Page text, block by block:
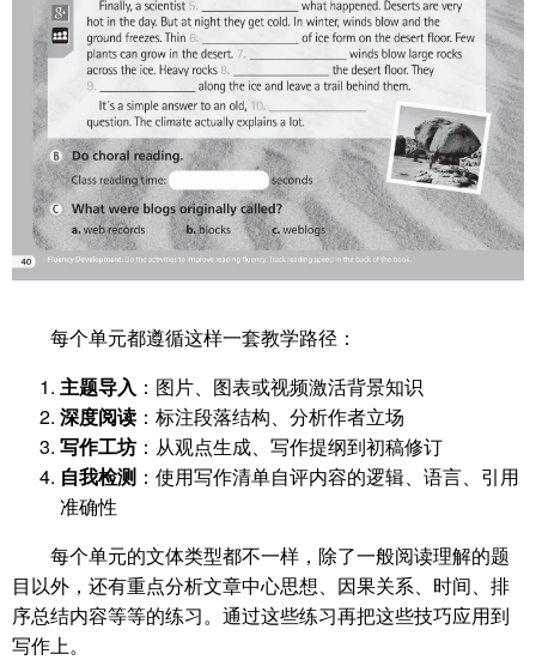
每个单元都遵循这样一套教学路径：
主题导入 ：图片、图表或视频激活背景知识
深度阅读 ：标注段落结构、分析作者立场
写作工坊 ：从观点生成、写作提纲到初稿修订
自我检测 ：使用写作清单自评内容的逻辑、语言、引用
准确性
每个单元的文体类型都不一样，除了一般阅读理解的题
目以外，还有重点分析文章中心思想、因果关系、时间、排
序总结内容等等的练习。通过这些练习再把这些技巧应用到
写作上。